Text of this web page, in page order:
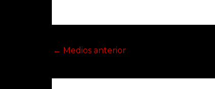
← Medios anterior